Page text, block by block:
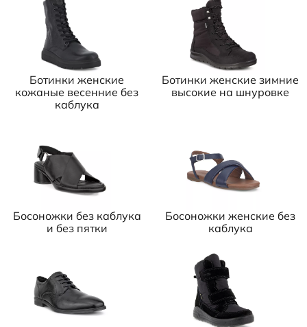
Ботинки женские
кожаные весенние без
каблука
Ботинки женские зимние
высокие на шнуровке
Босоножки без каблука
и без пятки
Босоножки женские без
каблука